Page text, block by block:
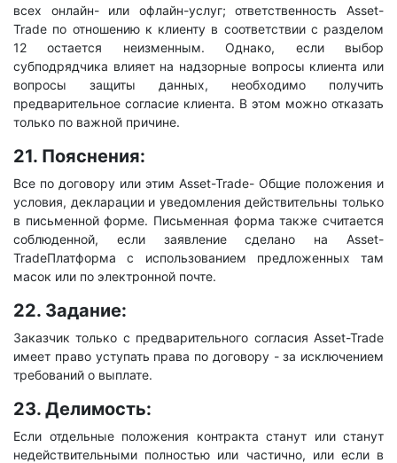
всех онлайн- или офлайн-услуг; ответственность Asset-
Trade по отношению к клиенту в соответствии с разделом
12 остается неизменным. Однако, если выбор
субподрядчика влияет на надзорные вопросы клиента или
вопросы защиты данных, необходимо получить
предварительное согласие клиента. В этом можно отказать
только по важной причине.
21. Пояснения:
Все по договору или этим Asset-Trade- Общие положения и
условия, декларации и уведомления действительны только
в письменной форме. Письменная форма также считается
соблюденной, если заявление сделано на Asset-
TradeПлатформа с использованием предложенных там
масок или по электронной почте.
22. Задание:
Заказчик только с предварительного согласия Asset-Trade
имеет право уступать права по договору - за исключением
требований о выплате.
23. Делимость:
Если отдельные положения контракта станут или станут
недействительными полностью или частично, или если в